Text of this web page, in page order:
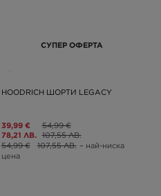
СУПЕР ОФЕРТА
HOODRICH ШОРТИ LEGACY
39,99 €
78,21 ЛВ.
54,99 €
107,55 ЛВ.
54,99 €
107,55 ЛВ. – най-ниска
цена